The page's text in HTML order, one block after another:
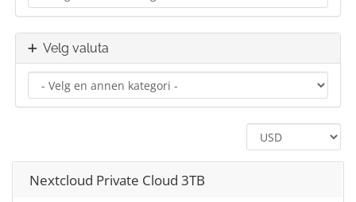
Velg valuta
Nextcloud Private Cloud 3TB